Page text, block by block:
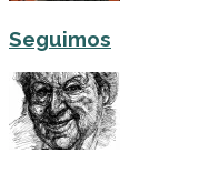
Seguimos